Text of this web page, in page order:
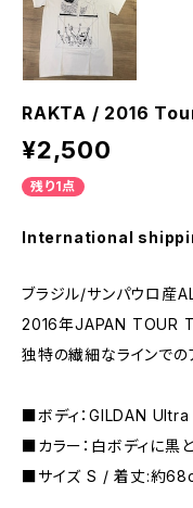
RAKTA / 2016
¥2,500
残り1点
International
ブラジル/サンパウロ産
2016年JAPAN TOUR
独特の繊細なラインでの
■ボディ：GILDAN
■カラー：白ボディに黒と
■サイズ S / 着丈:約